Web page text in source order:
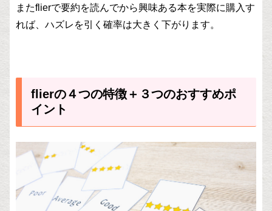
またflierで要約を読んでから興味ある本を実際に購入す
れば、ハズレを引く確率は大きく下がります。
flierの４つの特徴＋３つのおすすめポ
イント